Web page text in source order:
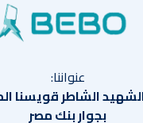
عنواننا:
الشاطر قويسنا
بجوار بنك مصر